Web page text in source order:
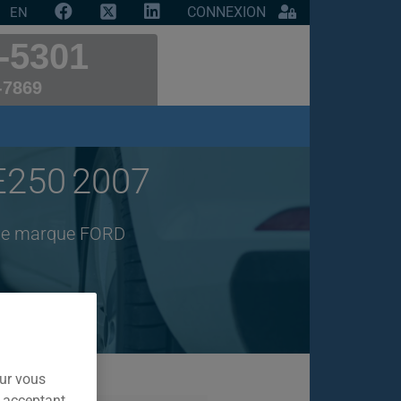
EN CONNEXION
5301
2007
marque FORD
vous